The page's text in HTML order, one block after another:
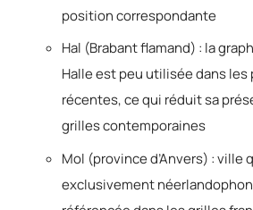
position correspondante
Hal (Brabant flamand) : la
Halle est peu utilisée dans
récentes, ce qui réduit sa
grilles contemporaines
Mol (province d’Anvers) : ville
exclusivement